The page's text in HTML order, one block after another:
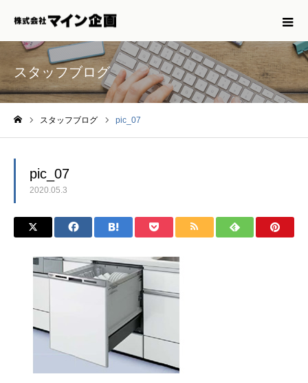
スタッフブログ
スタッフブログ pic_07
pic_07
2020.05.3